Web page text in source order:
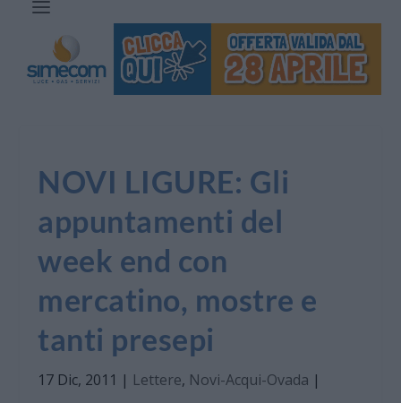
NOVI LIGURE: Gli
appuntamenti del
week end con
mercatino, mostre e
tanti presepi
17 Dic, 2011 | Lettere, Novi-Acqui-Ovada |